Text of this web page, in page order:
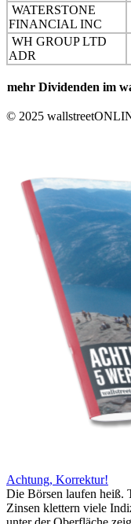
WATERSTONE
FINANCIAL INC
WH GROUP LTD
ADR
mehr Dividenden im
© 2025
Achtung, Korrektur!
Die Börsen laufen heiß.
Zinsen klettern viele